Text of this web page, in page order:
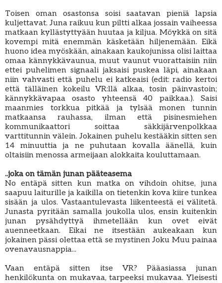
Toisen oman osastonsa soisi saatavan pieniä lapsia
kuljettavat. Juna raikuu kun piltti alkaa jossain vaiheessa
matkaan kyllästyttyään huutaa ja kiljua. Möykkä on sitä
kovempi mitä enemmän käsketään hiljenemään. Eikä
huono idea myöskään, ainakaan kaukojunissa olisi laittaa
omaa kännykkävaunua, muut vaunut vuorattaisiin niin
ettei puhelimen signaali jaksaisi puskea läpi, ainakaan
niin vahvasti että puhelu ei katkeaisi (edit: radio kertoi
että tälläinen kokeilu VR:llä alkaa, tosin päinvastoin;
kännykkävapaa osasto yhteensä 40 paikkaa.). Saisi
maanmies torkkua pitkää ja tylsää monen tunnin
matkaansa rauhassa, ilman että pisinesmiehen
kommunikaattori soittaa säkkijärvenpolkkaa
varttitunnin välein. Jokainen puhelu kestääkin sitten sen
14 minuuttia ja ne puhutaan kovalla äänellä, kuin
oltaisiin menossa armeijaan alokkaita kouluttamaan.
..joka on tämän junan pääteasema
No entäpä sitten kun matka on vihdoin ohitse, juna
saapuu laiturille ja kaikilla on tietenkin kova kiire tunkea
sisään ja ulos. Vastaantulevasta liikenteestä ei välitetä.
Junasta pyritään samalla joukolla ulos, ensin kuitenkin
junan pysähdyttyä ihmetellään kun ovet eivät
auenneetkaan. Eikai ne itsestään aukeakaan kun
jokainen pässi olettaa että se mystinen Joku Muu painaa
ovenavausnappia...
Vaan entäpä sitten itse VR? Pääasiassa junan
henkilökunta on mukavaa, tarpeeksi mukavaa. Yleisesti